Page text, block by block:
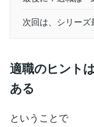
次回は、シリーズ
適職のヒント
ある
ということで